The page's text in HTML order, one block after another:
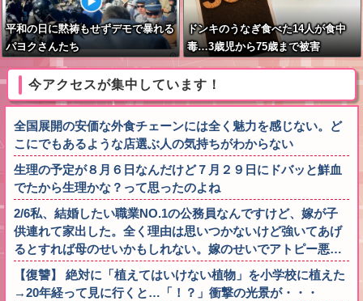
平和の日に黙祷もせずデモで暴れる
パヨクさんたち
ドンキのうなぎ食べた14人が食中
毒…3歳児から75歳まで被害
今アクセスが集中しています！
全国展開の安価な外食チェーンには全く魅力を感じない。ど
こにでもあるような店選ぶ人の気持ちがわからない
生理の予定が８月６日なんだけど７月２９日にドバッと鮮血
でたから生理かな？って思ったのよね
2/6私、結婚したい職業NO.1の公務員なんですけど、嫁が子
供連れて家出した。全く理由は思いつかないけど強いてあげ
るとすれば母のせいかもしれない。嫁のせいでアトピー悪…
【復讐】 絶対に「植えてはいけない植物」を小学校に植えた
→20年経って見に行くと…「！？」衝撃の光景が・・・